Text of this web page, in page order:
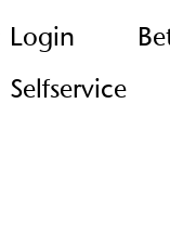
Login
Selfservice